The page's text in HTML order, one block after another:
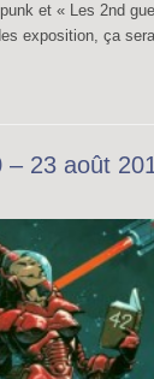
et « Les 2nd
exposition, ça
– 23 août